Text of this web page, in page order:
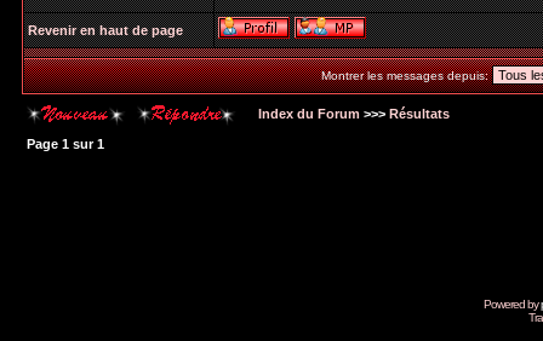
Revenir en haut de page
Montrer les messages depuis:
Index du Forum >>> Résultats
Page 1 sur1
Powered by